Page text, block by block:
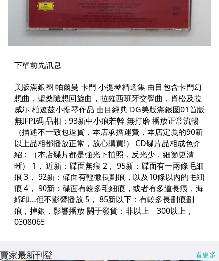
賣家最新刊登 看更多